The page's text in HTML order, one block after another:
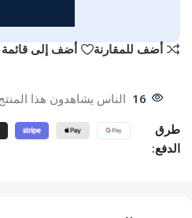
أضف للمقارنة
أضف إلى قائمة
16 الناس يشاهدون هذا
طرق
الدفع: